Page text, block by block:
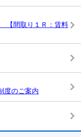
間取り１Ｒ：賃料
度のご案内